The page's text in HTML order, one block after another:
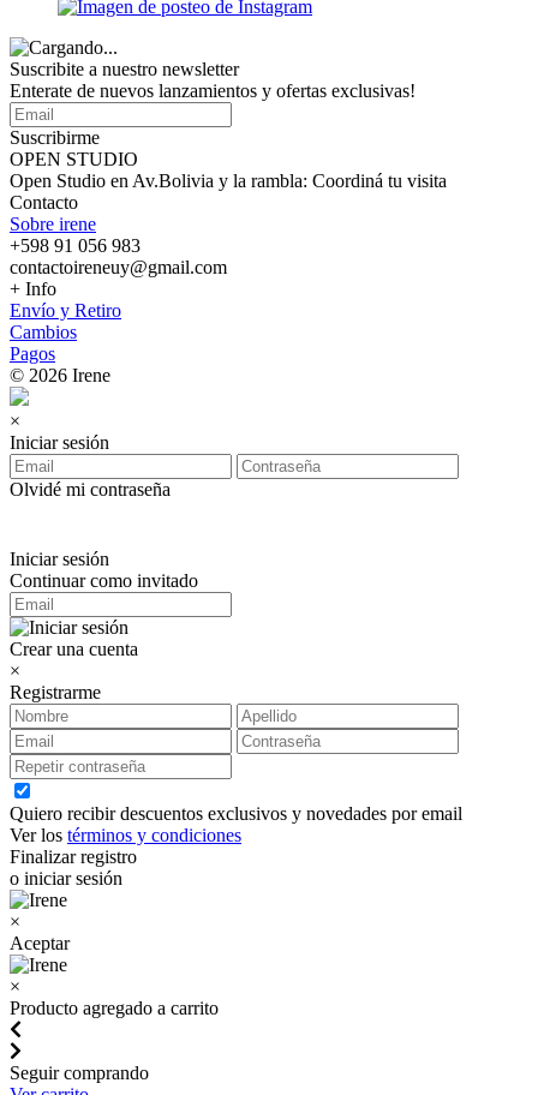
Suscribite a nuestro newsletter
Enterate de nuevos lanzamientos y ofertas exclusivas!
Suscribirme
OPEN STUDIO
Open Studio en Av.Bolivia y la rambla: Coordiná tu visita
Contacto
Sobre irene
+598 91 056 983
contactoireneuy@gmail.com
+ Info
Envío y Retiro
Cambios
Pagos
© 2026 Irene
×
Iniciar sesión
Olvidé mi contraseña
Iniciar sesión
Continuar como invitado
Crear una cuenta
×
Registrarme
Quiero recibir descuentos exclusivos y novedades por email
Ver los términos y condiciones
Finalizar registro
o iniciar sesión
×
Aceptar
×
Producto agregado a carrito
Seguir comprando